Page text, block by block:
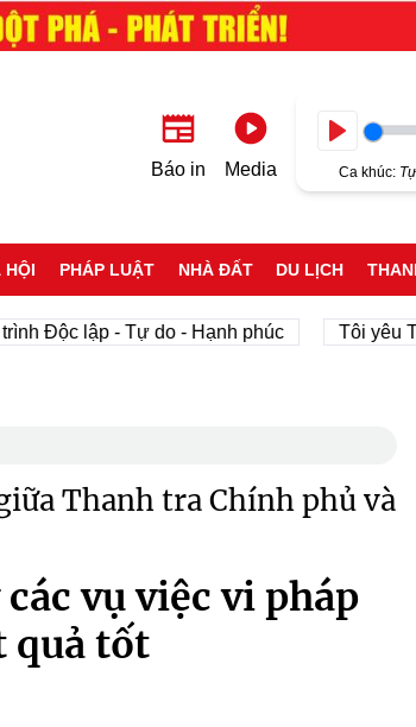
Báo in Media Ca khúc:
HỘI PHÁP LUẬT NHÀ ĐẤT DU LỊCH
lập - Tự do - Hạnh phúc Tôi yêu Tổ quốc
Thanh tra Chính phủ và
vụ việc vi pháp
quả tốt